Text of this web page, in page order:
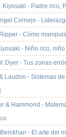
Kiyosaki - Padre rico,
Cornejo -
- Cómo
- Niño rico, niño
Dyer - Tus zonas
Laudon - Sistemas
& Hammond -
- El arte del